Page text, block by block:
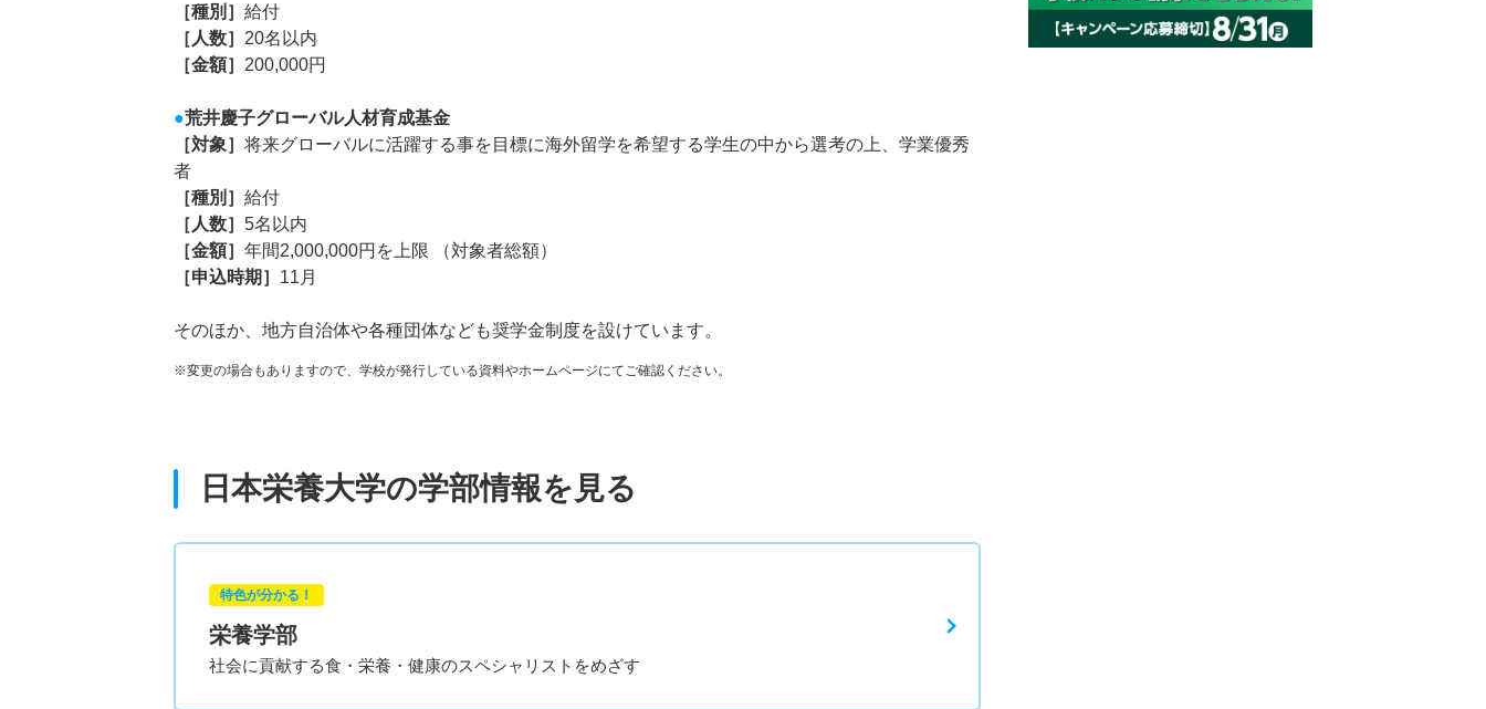
［種別］ 給付
［人数］ 20名以内
［金額］ 200,000円
●荒井慶子グローバル人材育成基金
［対象］ 将来グローバルに活躍する事を目標に海外留学を希望する学生の中から選考の上、学業優秀
者
［種別］ 給付
［人数］ 5名以内
［金額］ 年間2,000,000円を上限 （対象者総額）
［申込時期］ 11月
そのほか、地方自治体や各種団体なども奨学金制度を設けています。
※変更の場合もありますので、学校が発行している資料やホームページにてご確認ください。
日本栄養大学の学部情報を見る
特色が分かる！
栄養学部
社会に貢献する食・栄養・健康のスペシャリストをめざす